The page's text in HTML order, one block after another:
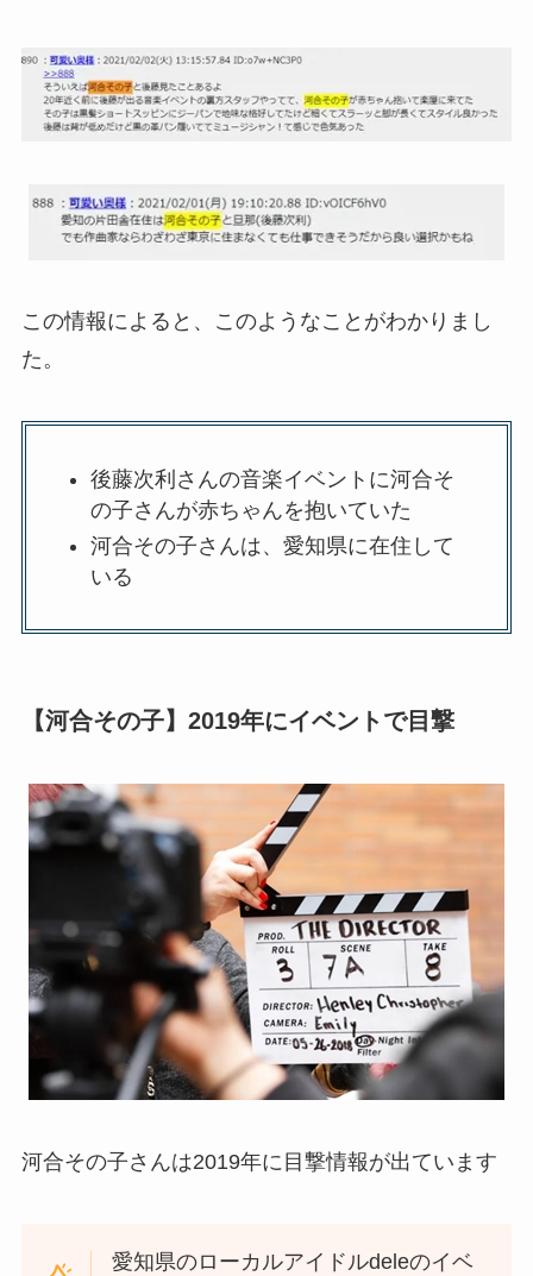
この情報によると、このようなことがわかりまし
た。
後藤次利さんの音楽イベントに河合そ
の子さんが赤ちゃんを抱いていた
河合その子さんは、愛知県に在住して
いる
【河合その子】2019年にイベントで目撃
河合その子さんは2019年に目撃情報が出ています
愛知県のローカルアイドルdeleのイベ